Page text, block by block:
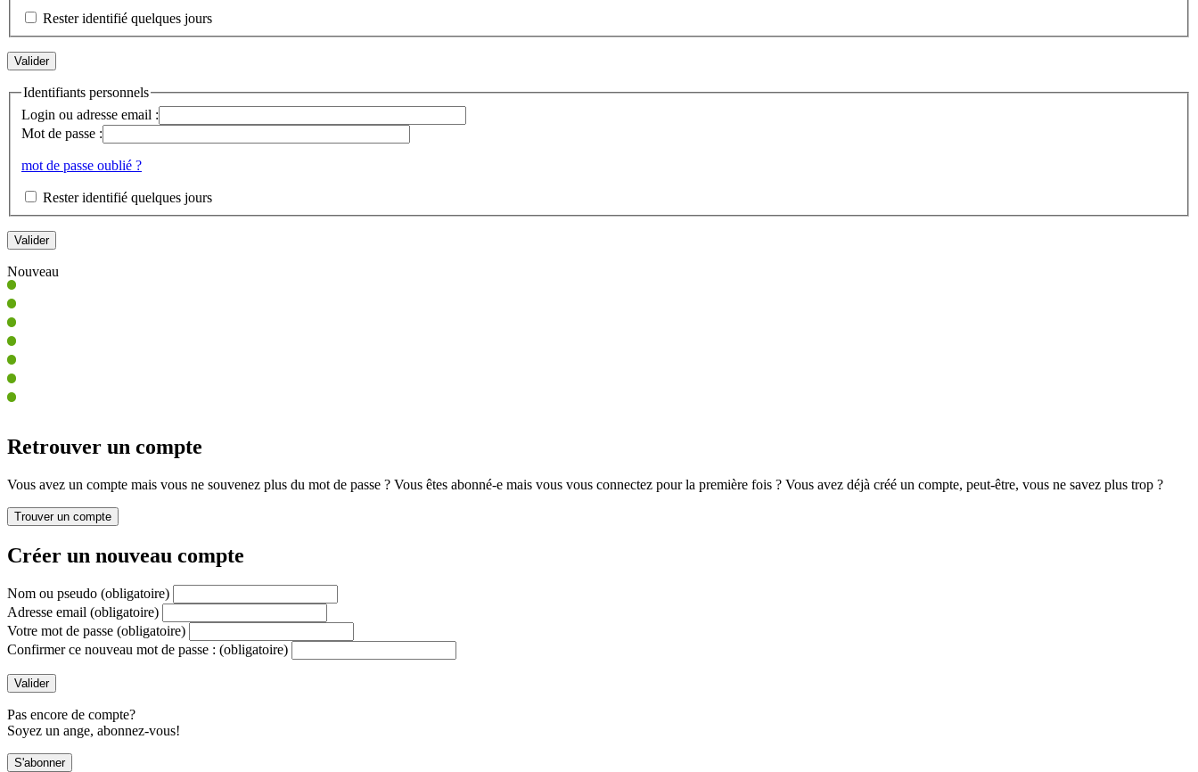
Rester identifié quelques jours
Identifiants personnels
Login ou adresse email :
Mot de passe :
mot de passe oublié ?
Rester identifié quelques jours
Nouveau
Retrouver un compte
Vous avez un compte mais vous ne souvenez plus du mot de passe ? Vous êtes abonné-e mais vous vous connectez pour la première fois ? Vous avez déjà créé un compte, peut-être, vous ne savez plus trop ?
Créer un nouveau compte
Nom ou pseudo (obligatoire)
Adresse email (obligatoire)
Votre mot de passe (obligatoire)
Confirmer ce nouveau mot de passe : (obligatoire)
Pas encore de compte?
Soyez un ange, abonnez-vous!